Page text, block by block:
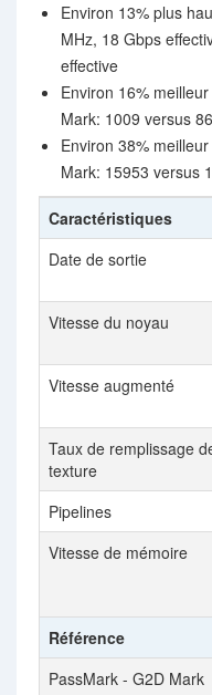
Environ 13% plus
MHz, 18 Gbps
effective
Environ 16%
Mark: 1009 versus
Environ 38%
Mark: 15953 versus
Caractéristiques
Date de sortie
Vitesse du noyau
Vitesse augmenté
Taux de remplissage
texture
Pipelines
Vitesse de mémoire
Référence
PassMark - G2D Mark